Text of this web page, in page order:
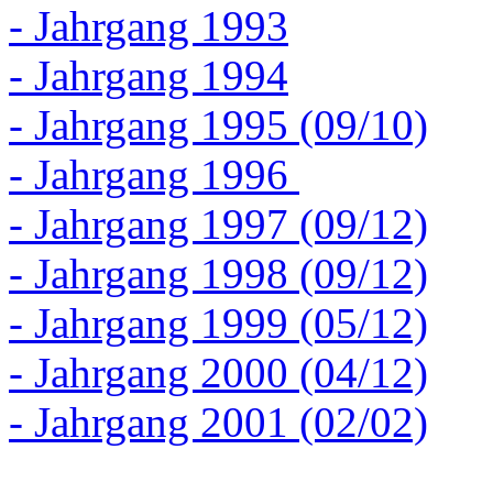
- Jahrgang 1993
- Jahrgang 1994
- Jahrgang 1995 (09/10)
- Jahrgang 1996
- Jahrgang 1997 (09/12)
- Jahrgang 1998 (09/12)
- Jahrgang 1999 (05/12)
- Jahrgang 2000 (04/12)
- Jahrgang 2001 (02/02)